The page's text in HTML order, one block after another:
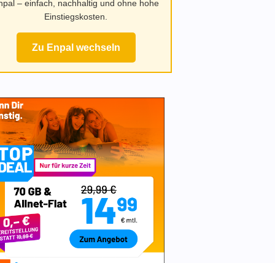
– einfach, nachhaltig und ohne hohe
Einstiegskosten.
Zu Enpal wechseln